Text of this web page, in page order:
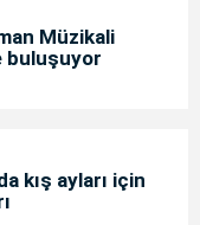
Müzikali
buluşuyor
kış ayları için